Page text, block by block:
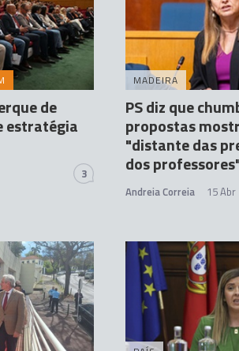
de
estratégia
3
MADEIRA
PS diz que
propostas
"distante das
dos
Andreia Correia 15 Abr